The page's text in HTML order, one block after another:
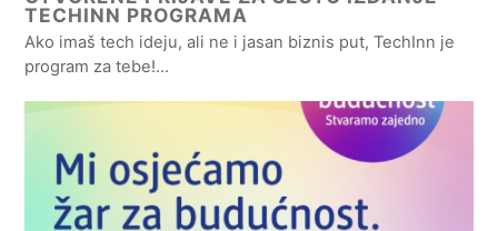
TECHINN PROGRAMA
Ako imaš tech ideju, ali ne i jasan biznis put, TechInn je
program za tebe!…